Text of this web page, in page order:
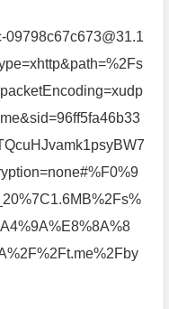
09798c67c673@31.1